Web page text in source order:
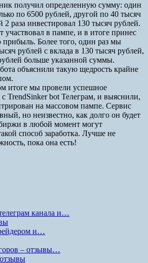
получил определенную сумму: один
по 6500 рублей, другой по 40 тысяч
2 раза инвестировал 130 тысяч рублей.
участвовал в пампе, и в итоге принес
Более того, один раз мы
рублей с вклада в 130 тысяч рублей,
больше указанной суммы.
объяснили такую щедрость крайне
итоге мы провели успешное
с TrendSinker bot Телеграм, и выяснили,
на массовом пампе. Сервис
но неизвестно, как долго он будет
в любой момент могут
способ заработка. Лучше не
пока она есть!
канала и…
и…
– отзывы…